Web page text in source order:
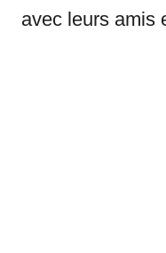
avec leurs amis